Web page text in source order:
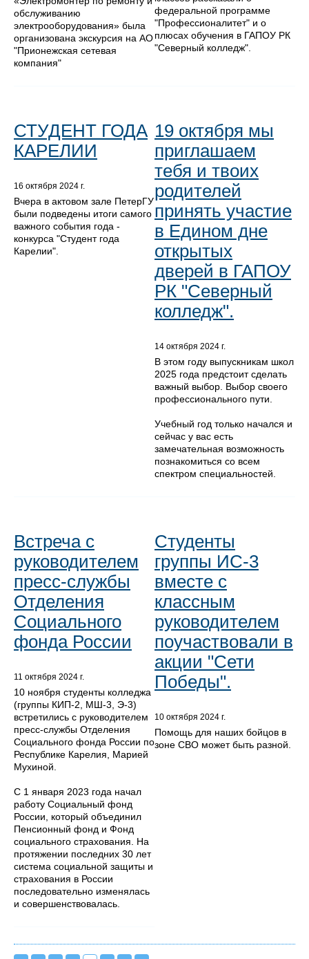
обслуживанию
электрооборудования» была
организована экскурсия на АО
"Прионежская сетевая
компания"
федеральной программе
"Профессионалитет" и о
плюсах обучения в ГАПОУ РК
"Северный колледж".
СТУДЕНТ ГОДА
КАРЕЛИИ
16 октября 2024 г.
Вчера в актовом зале ПетерГУ
были подведены итоги самого
важного события года -
конкурса "Студент года
Карелии".
19 октября мы
приглашаем
тебя и твоих
родителей
принять участие
в Едином дне
открытых
дверей в ГАПОУ
РК "Северный
колледж".
14 октября 2024 г.
В этом году выпускникам школ
2025 года предстоит сделать
важный выбор. Выбор своего
профессионального пути.
Учебный год только начался и
сейчас у вас есть
замечательная возможность
познакомиться со всем
спектром специальностей.
Встреча с
руководителем
пресс-службы
Отделения
Социального
фонда России
11 октября 2024 г.
10 ноября студенты колледжа
(группы КИП-2, МШ-3, Э-3)
встретились с руководителем
пресс-службы Отделения
Социального фонда России по
Республике Карелия, Марией
Мухиной.
С 1 января 2023 года начал
работу Социальный фонд
России, который объединил
Пенсионный фонд и Фонд
социального страхования. На
протяжении последних 30 лет
система социальной защиты и
страхования в России
последовательно изменялась
и совершенствовалась.
Студенты
группы ИС-3
вместе с
классным
руководителем
поучаствовали в
акции "Сети
Победы".
10 октября 2024 г.
Помощь для наших бойцов в
зоне СВО может быть разной.